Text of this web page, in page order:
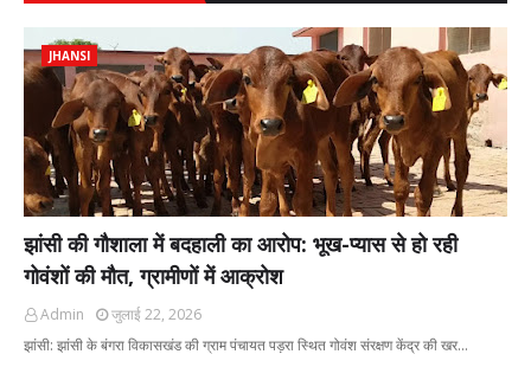
JHANSI
झांसी की गौशाला में बदहाली का आरोप: भूख-प्यास से हो रही
गोवंशों की मौत, ग्रामीणों में आक्रोश
Admin
जुलाई 22, 2026
झांसी: झांसी के बंगरा विकासखंड की ग्राम पंचायत पड़रा स्थित गोवंश संरक्षण केंद्र की खर…